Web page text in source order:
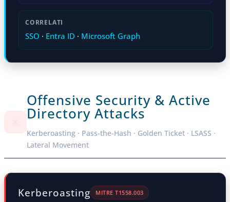
CORRELATI
SSO · Entra ID · Microsoft Graph
⚔️
Offensive Security & Active
Directory Attacks
Kerberoasting · Pass-the-Hash · Golden Ticket · LSASS ·
Lateral Movement
Kerberoasting MITRE T1558.003